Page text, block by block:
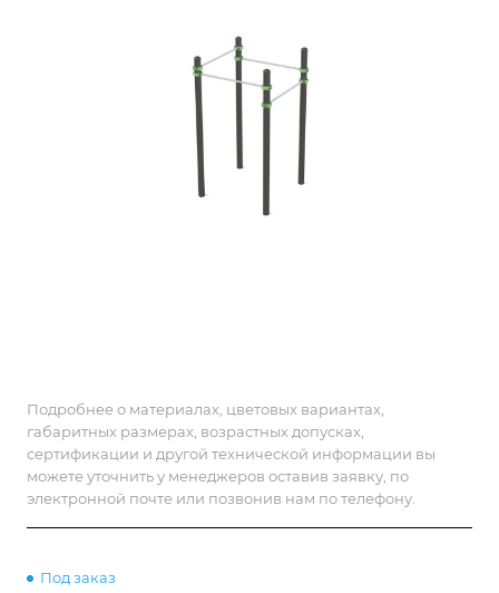
Подробнее о материалах, цветовых вариантах,
габаритных размерах, возрастных допусках,
сертификации и другой технической информации вы
можете уточнить у менеджеров оставив заявку, по
электронной почте или позвонив нам по телефону.
Под заказ